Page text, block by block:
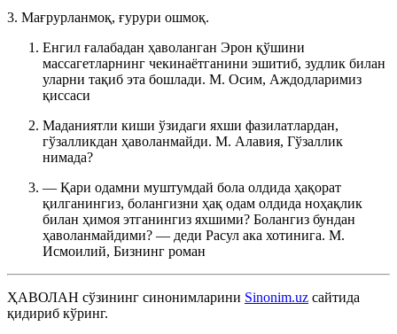
3. Мағрурланмоқ, ғурури ошмоқ.
Енгил ғалабадан ҳаволанган Эрон қўшини
массагетларнинг чекинаётганини эшитиб, зудлик билан
уларни тақиб эта бошлади. М. Осим, Аждодларимиз
қиссаси
Маданиятли киши ўзидаги яхши фазилатлардан,
гўзалликдан ҳаволанмайди. М. Алавия, Гўзаллик
нимада?
— Қари одамни муштумдай бола олдида ҳақорат
қилганингиз, болангизни ҳақ одам олдида ноҳақлик
билан ҳимоя этганингиз яхшими? Болангиз бундан
ҳаволанмайдими? — деди Расул ака хотинига. М.
Исмоилий, Бизнинг роман
ҲАВОЛАН сўзининг синонимларини Sinonim.uz сайтида
қидириб кўринг.